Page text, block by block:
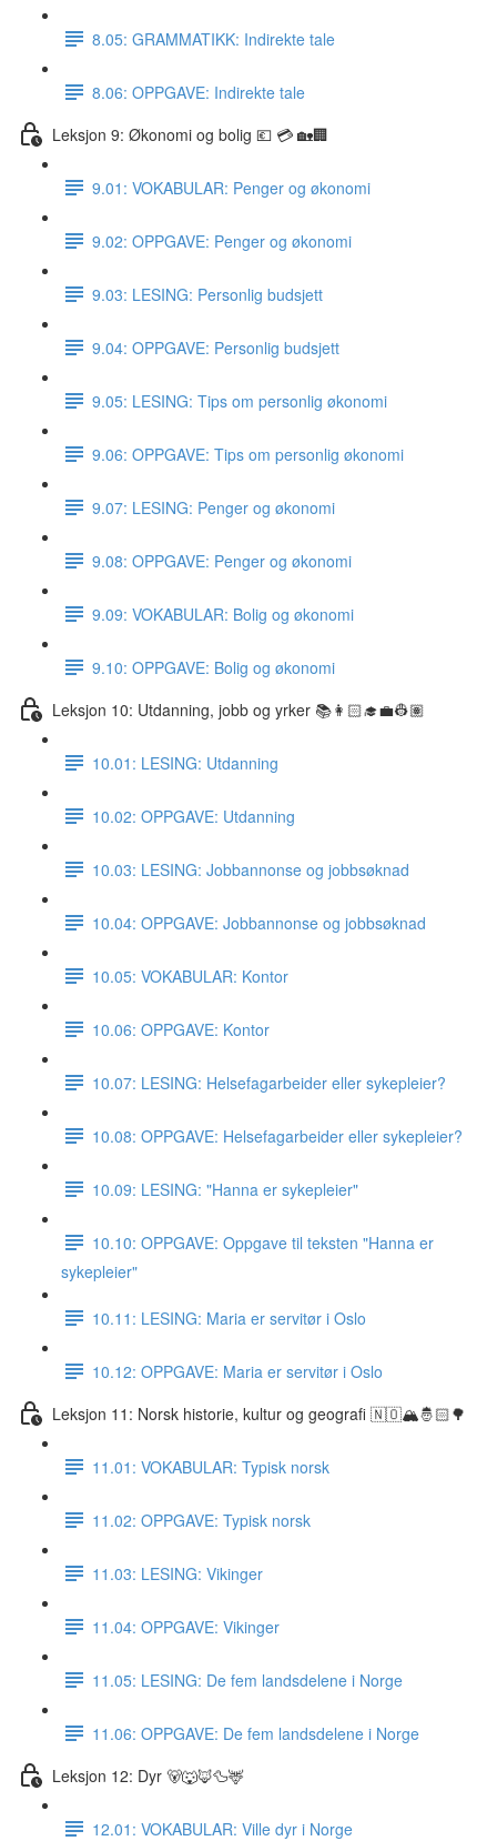
8.05: GRAMMATIKK: Indirekte tale
8.06: OPPGAVE: Indirekte tale
Leksjon 9: Økonomi og bolig 💶 💳 🏡🏢
9.01: VOKABULAR: Penger og økonomi
9.02: OPPGAVE: Penger og økonomi
9.03: LESING: Personlig budsjett
9.04: OPPGAVE: Personlig budsjett
9.05: LESING: Tips om personlig økonomi
9.06: OPPGAVE: Tips om personlig økonomi
9.07: LESING: Penger og økonomi
9.08: OPPGAVE: Penger og økonomi
9.09: VOKABULAR: Bolig og økonomi
9.10: OPPGAVE: Bolig og økonomi
Leksjon 10: Utdanning, jobb og yrker 📚👩🏻‍🎓💼👷🏽
10.01: LESING: Utdanning
10.02: OPPGAVE: Utdanning
10.03: LESING: Jobbannonse og jobbsøknad
10.04: OPPGAVE: Jobbannonse og jobbsøknad
10.05: VOKABULAR: Kontor
10.06: OPPGAVE: Kontor
10.07: LESING: Helsefagarbeider eller sykepleier?
10.08: OPPGAVE: Helsefagarbeider eller sykepleier?
10.09: LESING: "Hanna er sykepleier"
10.10: OPPGAVE: Oppgave til teksten "Hanna er
sykepleier"
10.11: LESING: Maria er servitør i Oslo
10.12: OPPGAVE: Maria er servitør i Oslo
Leksjon 11: Norsk historie, kultur og geografi 🇳🇴🏔🤴🏻🌳
11.01: VOKABULAR: Typisk norsk
11.02: OPPGAVE: Typisk norsk
11.03: LESING: Vikinger
11.04: OPPGAVE: Vikinger
11.05: LESING: De fem landsdelene i Norge
11.06: OPPGAVE: De fem landsdelene i Norge
Leksjon 12: Dyr 🐻🐺🦊🦆🦌
12.01: VOKABULAR: Ville dyr i Norge